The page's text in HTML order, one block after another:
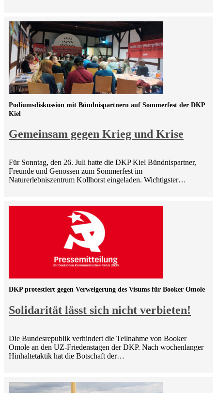
Gemeinsam gegen Krieg und Krise
Podiumsdiskussion mit Bündnispartnern auf Sommerfest der DKP
Kiel
Für Sonntag, den 26. Juli hatte die DKP Kiel Bündnispartner,
Freunde und Genossen zum Sommerfest im
Naturerlebniszentrum Kollhorst eingeladen. Wichtigster…
Solidarität lässt sich nicht verbieten!
DKP protestiert gegen Verweigerung des Visums für Booker Omole
Die Bundesrepublik verhindert die Teilnahme von Booker
Omole an den UZ-Friedenstagen der DKP. Nach wochenlanger
Hinhaltetaktik hat die Botschaft der…